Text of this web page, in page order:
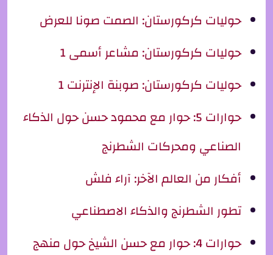
حوليات كركورستان: الصمت صونا للعرض
حوليات كركورستان: مشاعر أسمى 1
حوليات كركورستان: صوبنة الإنترنت 1
حوارات 5: حوار مع محمود حسن حول الذكاء
الصناعي ومحركات الشطرنج
أفكار من العالم الآخر: آراء فلش
تطور الشطرنج والذكاء الاصطناعي
حوارات 4: حوار مع حسن الشيخ حول منهج